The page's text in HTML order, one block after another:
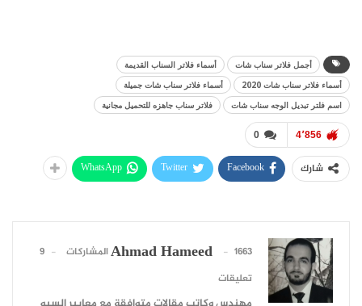
أجمل فلاتر سناب شات
أسماء فلاتر السناب القديمة
أسماء فلاتر سناب شات 2020
أسماء فلاتر سناب شات جميلة
اسم فلتر تبديل الوجه سناب شات
فلاتر سناب جاهزه للتحميل مجانية
0 4٬856
شارك Facebook
Twitter
WhatsApp
Ahmad Hameed 1663 المشاركات
9
تعليقات